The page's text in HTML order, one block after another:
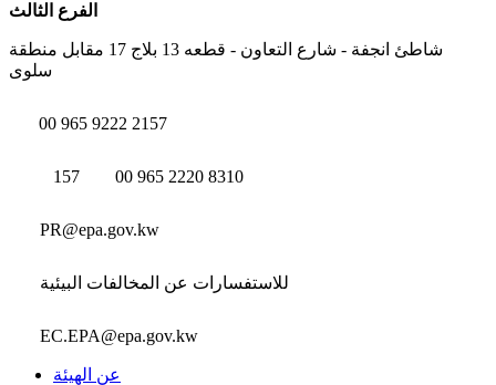
الفرع الثالث
شاطئ انجفة - شارع التعاون - قطعه 13 بلاج 17 مقابل منطقة
سلوى
00 965 9222 2157
157 00 965 2220 8310
PR@epa.gov.kw
للاستفسارات عن المخالفات البيئية
EC.EPA@epa.gov.kw
عن الهيئة